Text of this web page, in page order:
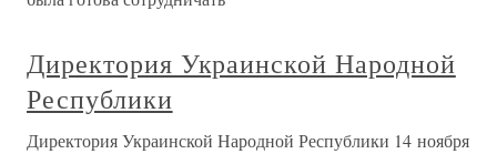
Директория Украинской Народной
Республики
Директория Украинской Народной Республики 14 ноября